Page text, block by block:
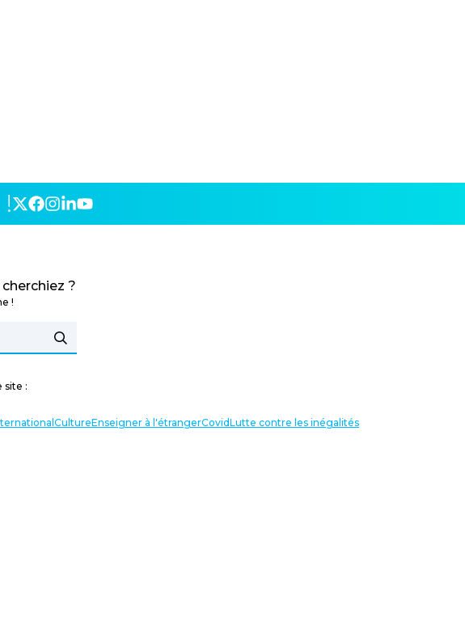
?
!
site :
CultureEnseigner à l'étrangerCovidLutte contre les inégalités